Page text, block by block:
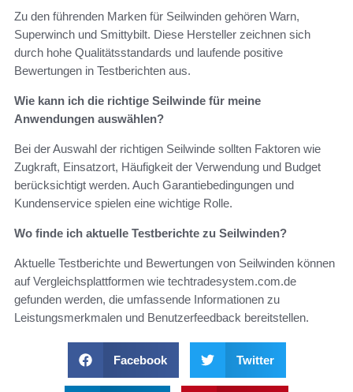
Zu den führenden Marken für Seilwinden gehören Warn,
Superwinch und Smittybilt. Diese Hersteller zeichnen sich
durch hohe Qualitätsstandards und laufende positive
Bewertungen in Testberichten aus.
Wie kann ich die richtige Seilwinde für meine
Anwendungen auswählen?
Bei der Auswahl der richtigen Seilwinde sollten Faktoren wie
Zugkraft, Einsatzort, Häufigkeit der Verwendung und Budget
berücksichtigt werden. Auch Garantiebedingungen und
Kundenservice spielen eine wichtige Rolle.
Wo finde ich aktuelle Testberichte zu Seilwinden?
Aktuelle Testberichte und Bewertungen von Seilwinden können
auf Vergleichsplattformen wie techtradesystem.com.de
gefunden werden, die umfassende Informationen zu
Leistungsmerkmalen und Benutzerfeedback bereitstellen.
Facebook Twitter